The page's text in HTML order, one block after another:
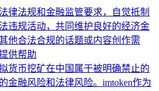
律法规和金融监管要求，自觉抵制
违规活动，共同维护良好的经济金
他合法合规的话题或内容创作需
供帮助
货币挖矿在中国属于被明确禁止的
金融风险和法律风险。imtoken作为